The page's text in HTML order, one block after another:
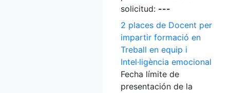
solicitud: ---
2 places de Docent per
impartir formació en
Treball en equip i
Intel·ligència emocional
Fecha límite de
presentación de la